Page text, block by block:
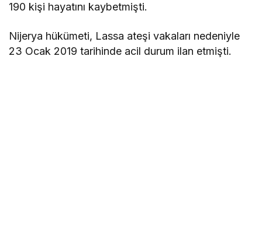
190 kişi hayatını kaybetmişti.
Nijerya hükümeti, Lassa ateşi vakaları nedeniyle
23 Ocak 2019 tarihinde acil durum ilan etmişti.